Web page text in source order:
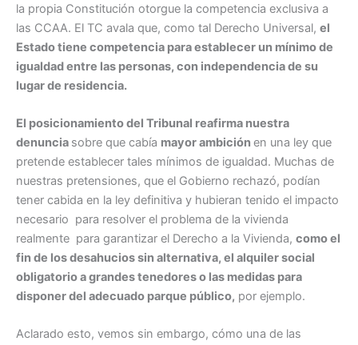
la propia Constitución otorgue la competencia exclusiva a
las CCAA. El TC avala que, como tal Derecho Universal, el
Estado tiene competencia para establecer un mínimo de
igualdad entre las personas, con independencia de su
lugar de residencia.
El posicionamiento del Tribunal reafirma nuestra
denuncia sobre que cabía mayor ambiciónen una ley que
pretende establecer tales mínimos de igualdad. Muchas de
nuestras pretensiones, que el Gobierno rechazó, podían
tener cabida en la ley definitiva y hubieran tenido el impacto
necesario para resolver el problema de la vivienda
realmente para garantizar el Derecho a la Vivienda, como el
fin de los desahucios sin alternativa, el alquiler social
obligatorio a grandes tenedores o las medidas para
disponer del adecuado parque público, por ejemplo.
Aclarado esto, vemos sin embargo, cómo una de las